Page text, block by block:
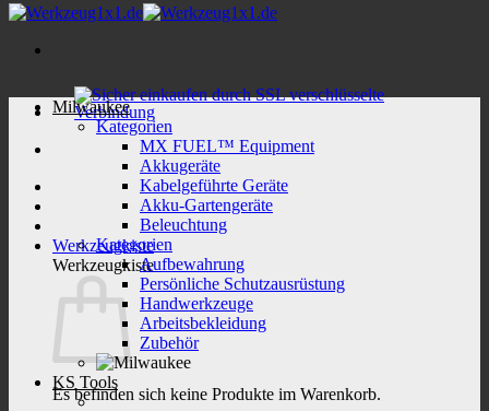
Werkzeugkiste
Werkzeugkiste
Es befinden sich keine Produkte im Warenkorb.
Milwaukee
Kategorien
MX FUEL™ Equipment
Akkugeräte
Kabelgeführte Geräte
Akku-Gartengeräte
Beleuchtung
Kategorien
Aufbewahrung
Persönliche Schutzausrüstung
Handwerkzeuge
Arbeitsbekleidung
Zubehör
KS Tools